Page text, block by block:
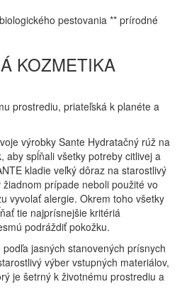
pestovania ** prírodné
KOZMETIKA
prostrediu, priateľská k planéte a
výrobky Sante Hydratačný rúž na
aby spĺňali všetky potreby citlivej a
kladie veľký dôraz na starostlivý
prípade neboli použité vo
vyvolať alergie. Okrem toho všetky
tie najprísnejšie kritériá
podráždiť pokožku.
jasných stanovených prísnych
výber vstupných materiálov,
je šetrný k životnému prostrediu a